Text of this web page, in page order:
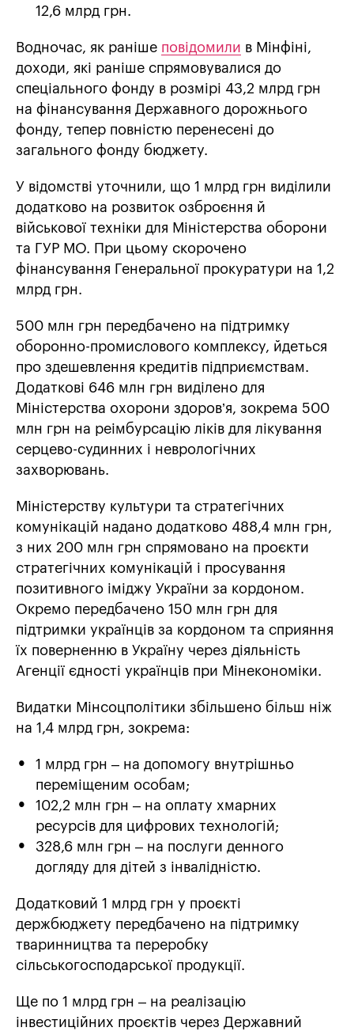
12,6 млрд грн.
Водночас, як раніше повідомили в Мінфіні,
доходи, які раніше спрямовувалися до
спеціального фонду в розмірі 43,2 млрд грн
на фінансування Державного дорожнього
фонду, тепер повністю перенесені до
загального фонду бюджету.
У відомстві уточнили, що 1 млрд грн виділили
додатково на розвиток озброєння й
військової техніки для Міністерства оборони
та ГУР МО. При цьому скорочено
фінансування Генеральної прокуратури на 1,2
млрд грн.
500 млн грн передбачено на підтримку
оборонно-промислового комплексу, йдеться
про здешевлення кредитів підприємствам.
Додаткові 646 млн грн виділено для
Міністерства охорони здоров’я, зокрема 500
млн грн на реімбурсацію ліків для лікування
серцево-судинних і неврологічних
захворювань.
Міністерству культури та стратегічних
комунікацій надано додатково 488,4 млн грн,
з них 200 млн грн спрямовано на проєкти
стратегічних комунікацій і просування
позитивного іміджу України за кордоном.
Окремо передбачено 150 млн грн для
підтримки українців за кордоном та сприяння
їх поверненню в Україну через діяльність
Агенції єдності українців при Мінекономіки.
Видатки Мінсоцполітики збільшено більш ніж
на 1,4 млрд грн, зокрема:
1 млрд грн – на допомогу внутрішньо
переміщеним особам;
102,2 млн грн – на оплату хмарних
ресурсів для цифрових технологій;
328,6 млн грн – на послуги денного
догляду для дітей з інвалідністю.
Додатковий 1 млрд грн у проєкті
держбюджету передбачено на підтримку
тваринництва та переробку
сільськогосподарської продукції.
Ще по 1 млрд грн – на реалізацію
інвестиційних проєктів через Державний